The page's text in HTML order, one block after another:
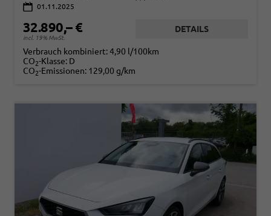
01.11.2025
32.890,– €
incl. 19% MwSt.
DETAILS
Verbrauch kombiniert:4,90 l/100km
CO2-Klasse: D
CO2-Emissionen: 129,00 g/km